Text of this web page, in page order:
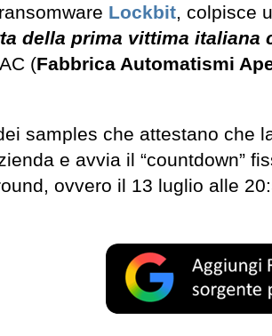
Lockbit, colpisce
della prima vittima italiana
(Fabbrica Automatismi
samples che attestano che
e avvia il “countdown”
ovvero il 13 luglio alle